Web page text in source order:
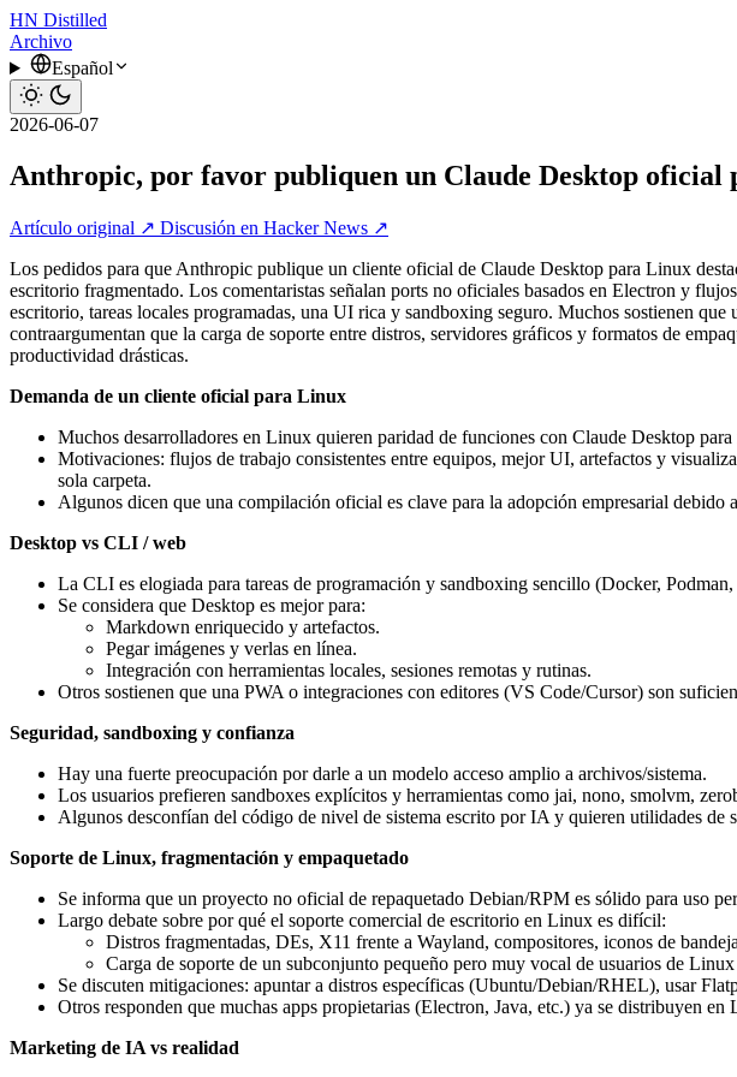
HN Distilled
Archivo
Español
2026-06-07
Anthropic, por favor publiquen un Claude Desktop oficial
Artículo original ↗ Discusión en Hacker News ↗
Los pedidos para que Anthropic publique un cliente oficial de Claude Desktop para Linux
escritorio fragmentado. Los comentaristas señalan ports no oficiales basados en Electron y
escritorio, tareas locales programadas, una UI rica y sandboxing seguro. Muchos sostienen
contraargumentan que la carga de soporte entre distros, servidores gráficos y formatos de
productividad drásticas.
Demanda de un cliente oficial para Linux
Muchos desarrolladores en Linux quieren paridad de funciones con Claude Desktop
Motivaciones: flujos de trabajo consistentes entre equipos, mejor UI, artefactos y
sola carpeta.
Algunos dicen que una compilación oficial es clave para la adopción empresarial debido
Desktop vs CLI / web
La CLI es elogiada para tareas de programación y sandboxing sencillo (Docker,
Se considera que Desktop es mejor para:
Markdown enriquecido y artefactos.
Pegar imágenes y verlas en línea.
Integración con herramientas locales, sesiones remotas y rutinas.
Otros sostienen que una PWA o integraciones con editores (VS Code/Cursor) son
Seguridad, sandboxing y confianza
Hay una fuerte preocupación por darle a un modelo acceso amplio a archivos/sistema.
Los usuarios prefieren sandboxes explícitos y herramientas como jai, nono, smolvm,
Algunos desconfían del código de nivel de sistema escrito por IA y quieren utilidades de
Soporte de Linux, fragmentación y empaquetado
Se informa que un proyecto no oficial de repaquetado Debian/RPM es sólido para uso
Largo debate sobre por qué el soporte comercial de escritorio en Linux es difícil:
Distros fragmentadas, DEs, X11 frente a Wayland, compositores, iconos de
Carga de soporte de un subconjunto pequeño pero muy vocal de usuarios de
Se discuten mitigaciones: apuntar a distros específicas (Ubuntu/Debian/RHEL), usar
Otros responden que muchas apps propietarias (Electron, Java, etc.) ya se distribuyen
Marketing de IA vs realidad